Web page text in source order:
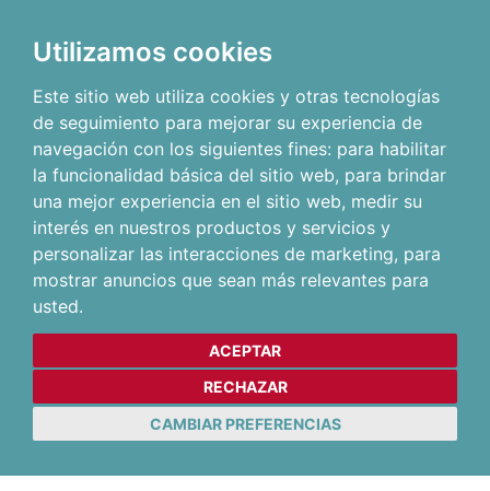
Utilizamos cookies
Este sitio web utiliza cookies y otras tecnologías
de seguimiento para mejorar su experiencia de
navegación con los siguientes fines: para habilitar
la funcionalidad básica del sitio web, para brindar
una mejor experiencia en el sitio web, medir su
interés en nuestros productos y servicios y
personalizar las interacciones de marketing, para
mostrar anuncios que sean más relevantes para
usted.
ACEPTAR
RECHAZAR
CAMBIAR PREFERENCIAS